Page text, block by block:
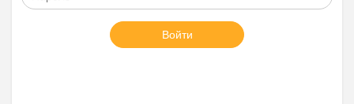
Войти